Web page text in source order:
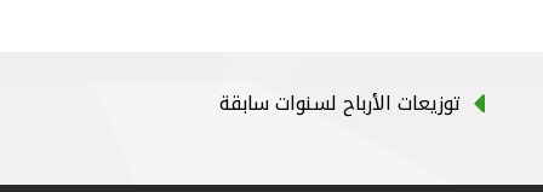
توزيعات الأرباح لسنوات سابقة